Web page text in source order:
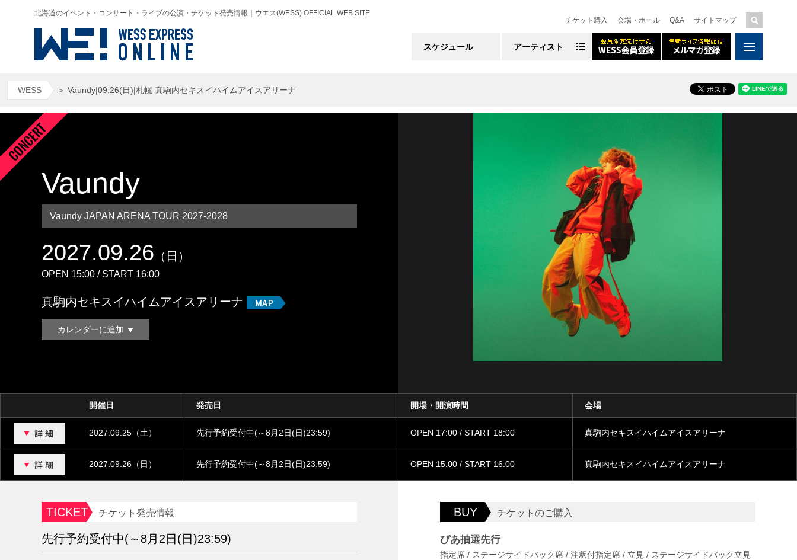
北海道のイベント・コンサート・ライブの公演・チケット発売情報｜ウエス(WESS) OFFICIAL WEB SITE
チケット購入
会場・ホール Q&A サイトマップ
スケジュール アーティスト
WESS ＞ Vaundy|09.26(日)|札幌 真駒内セキスイハイムアイスアリーナ
Vaundy
Vaundy JAPAN ARENA TOUR 2027-2028
2027.09.26 （日）
OPEN 15:00 / START 16:00
真駒内セキスイハイムアイスアリーナ
カレンダーに追加
開催日 発売日 開場・開演時間 会場
2027.09.25（土） 先行予約受付中(～8月2日(日)23:59) OPEN 17:00 / START 18:00 真駒内セキスイハイムアイスアリーナ
2027.09.26（日） 先行予約受付中(～8月2日(日)23:59) OPEN 15:00 / START 16:00 真駒内セキスイハイムアイスアリーナ
TICKET チケット発売情報
先行予約受付中(～8月2日(日)23:59)
BUY チケットのご購入
ぴあ抽選先行
指定席 / ステージサイドバック席 / 注釈付指定席 / 立見 / ステージサイドバック立見